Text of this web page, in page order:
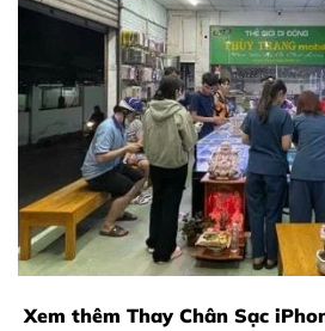
Xem thêm Thay Chân Sạc